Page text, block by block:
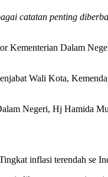
catatan penting
Kementerian Dalam
Wali Kota,
Negeri, Hj Hamida
inflasi terendah se